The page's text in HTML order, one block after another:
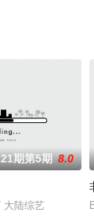
快乐、激情、
期第5期 8.0
大陆综艺